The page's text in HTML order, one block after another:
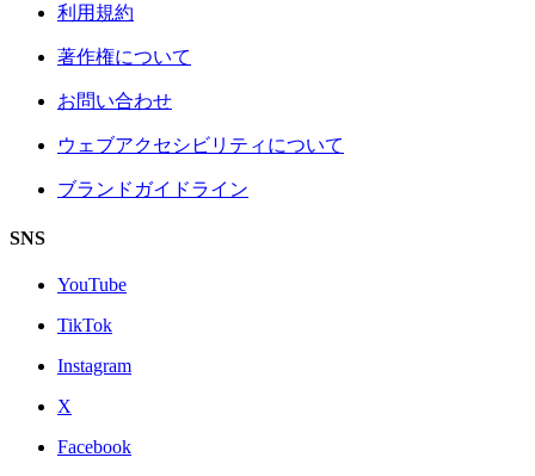
利用規約
著作権について
お問い合わせ
ウェブアクセシビリティについて
ブランドガイドライン
SNS
YouTube
TikTok
Instagram
X
Facebook